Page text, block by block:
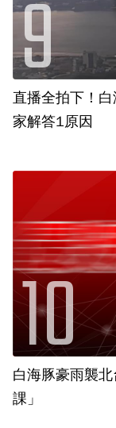
直播全拍下！
家解答1原因
白海豚豪雨襲
課」